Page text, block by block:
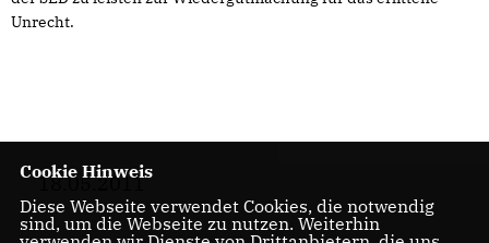
Unrecht.
18.05.2011
Cookie Hinweis
Diese Webseite verwendet Cookies, die notwendig
sind, um die Webseite zu nutzen. Weiterhin